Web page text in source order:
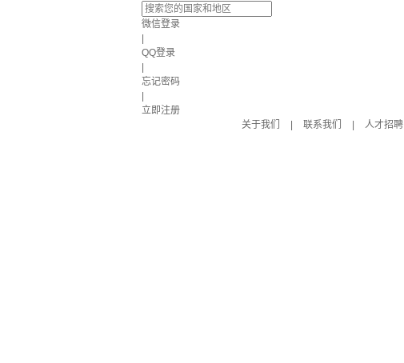
微信登录
QQ登录
忘记密码
立即注册
关于我们
联系我们 人才招聘